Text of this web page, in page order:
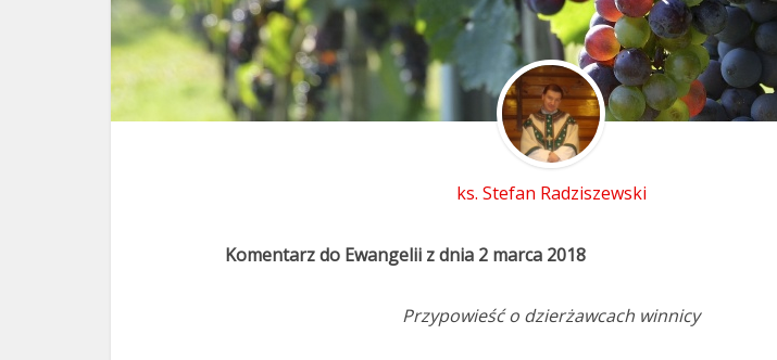
ks. Stefan Radziszewski
Komentarz do Ewangelii z dnia 2 marca 2018
Przypowieść o dzierżawcach winnicy